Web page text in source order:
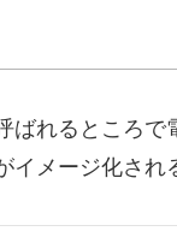
ばれるところで
メージ化され